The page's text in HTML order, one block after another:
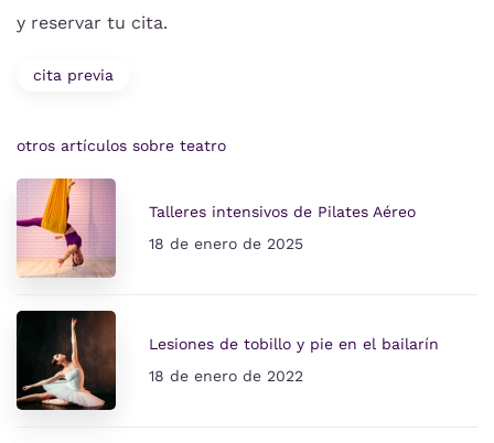
y reservar tu cita.
cita previa
otros artículos sobre teatro
Talleres intensivos de Pilates Aéreo
18 de enero de 2025
Lesiones de tobillo y pie en el bailarín
18 de enero de 2022